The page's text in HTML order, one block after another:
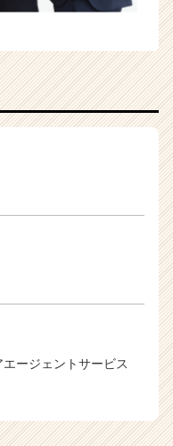
ージェントサービス